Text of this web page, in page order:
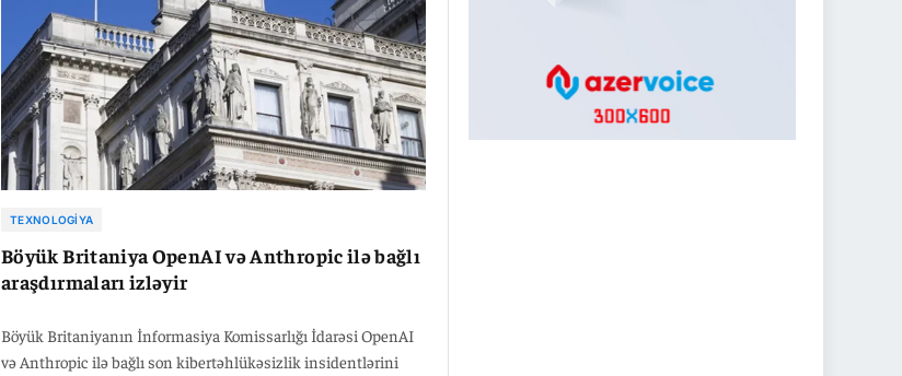
TEXNOLOGIYA
Böyük Britaniya OpenAI və Anthropic ilə bağlı
araşdırmaları izləyir
Böyük Britaniyanın İnformasiya Komissarlığı İdarəsi OpenAI
və Anthropic ilə bağlı son kibertəhlükəsizlik insidentlərini